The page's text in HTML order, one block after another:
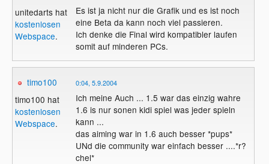
unitedarts hat
kostenlosen
Webspace.
Es ist ja nicht nur die Grafik und es ist noch
eine Beta da kann noch viel passieren.
Ich denke die Final wird kompatibler laufen
somit auf minderen PCs.
timo100
timo100 hat
kostenlosen
Webspace.
0:04, 5.9.2004
Ich meine Auch ... 1.5 war das einzig wahre
1.6 is nur sonen kidi spiel was jeder spieln
kann ...
das aiming war in 1.6 auch besser *pups*
UNd die community war einfach besser ....*r?
chel*